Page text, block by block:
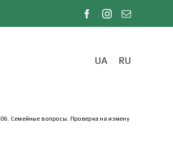
UA RU
06. Семейные вопросы. Проверка на измену